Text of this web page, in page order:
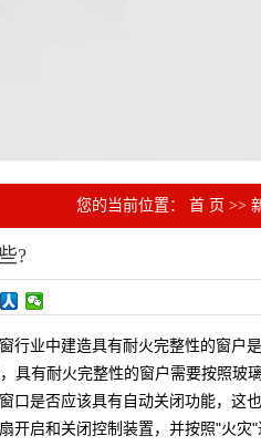
您的当前位置： 首 页 >>
?
行业中建造具有耐火完整性的窗户
具有耐火完整性的窗户需要按照玻
口是否应该具有自动关闭功能，这
开启和关闭控制装置，并按照"火灾